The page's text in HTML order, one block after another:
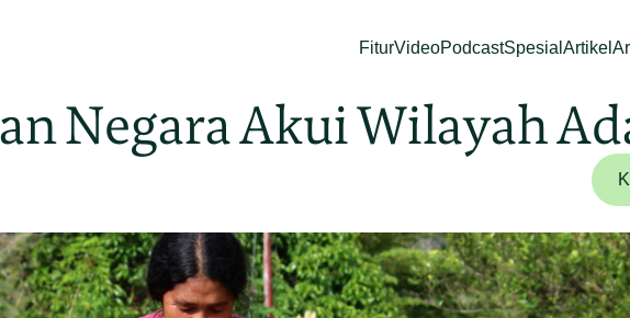
FiturVideoPodcastSpesial Artikel
Negara Akui Wilayah